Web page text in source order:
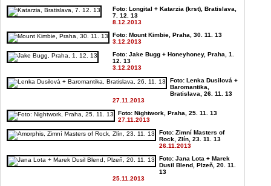
Foto: Longital + Katarzia (krst), Bratislava,
7. 12. 13
8.12.2013
Foto: Mount Kimbie, Praha, 30. 11. 13
3.12.2013
Foto: Jake Bugg + Honeyhoney, Praha, 1.
12. 13
3.12.2013
Foto: Lenka Dusilová +
Baromantika,
Bratislava, 26. 11. 13
27.11.2013
Foto: Nightwork, Praha, 25. 11. 13
27.11.2013
Foto: Zimní Masters of
Rock, Zlín, 23. 11. 13
26.11.2013
Foto: Jana Lota + Marek
Dusil Blend, Plzeň, 20. 11.
13
25.11.2013